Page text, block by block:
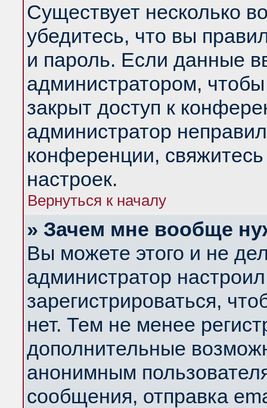
Существует несколько
убедитесь, что вы
и пароль. Если данные
администратором,
закрыт доступ к
администратор
конференции,
настроек.
Вернуться к началу
» Зачем мне вообще
Вы можете этого и не
администратор
зарегистрироваться,
нет. Тем не менее
дополнительные
анонимным
сообщения, отправка